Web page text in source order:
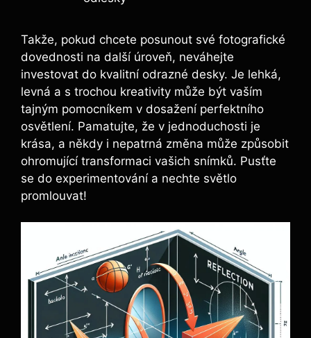
Takže, pokud chcete posunout své⁢ fotografické⁣
dovednosti na další ⁣úroveň, ‌neváhejte
investovat do⁤ kvalitní⁣ odrazné desky. Je lehká,
levná a s trochou kreativity může být vaším
tajným⁣ pomocníkem​ v⁣ dosažení ⁣perfektního
osvětlení. Pamatujte,⁢ že v jednoduchosti je
krása, a⁢ někdy ⁣i‍ nepatrná změna může způsobit
ohromující transformaci vašich snímků. ⁢Pusťte ​
se do experimentování​ a nechte světlo
⁢promlouvat!